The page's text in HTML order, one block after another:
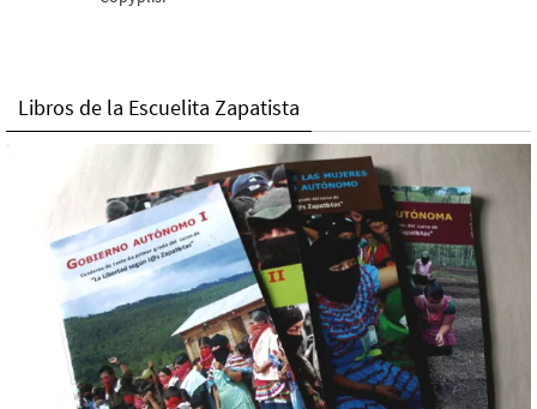
Libros de la Escuelita Zapatista